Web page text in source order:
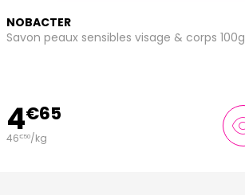
NOBACTER
Savon peaux sensibles visage & corps 100g
4€65
46€50/kg